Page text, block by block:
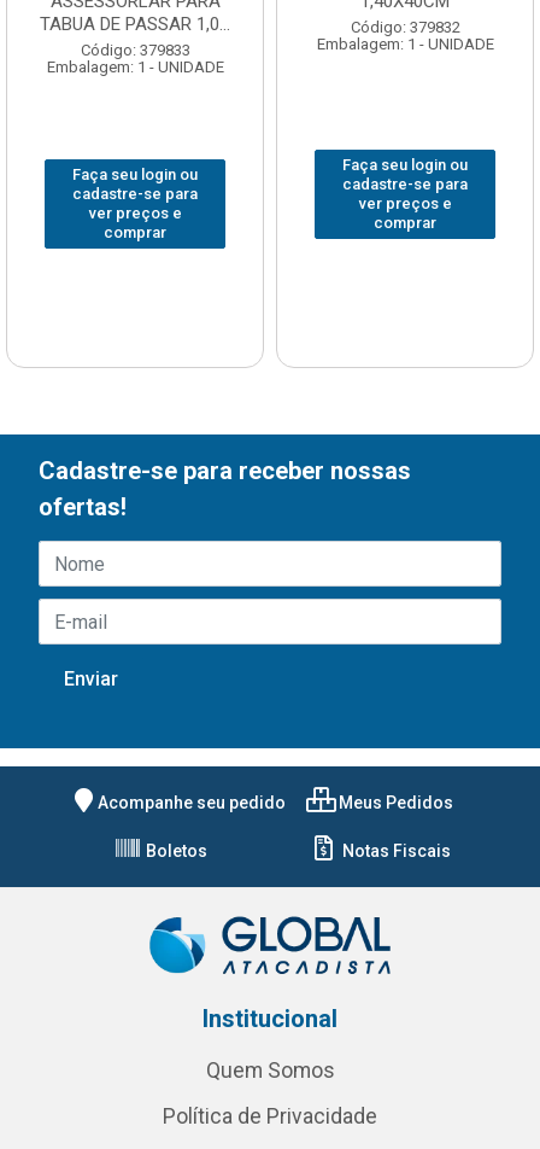
TABUA DE PASSAR 1,0...
Código: 379833
Embalagem: 1 - UNIDADE
Faça seu login ou
cadastre-se para
ver preços e
comprar
Código: 379832
Embalagem: 1 - UNIDADE
Faça seu login ou
cadastre-se para
ver preços e
comprar
Cadastre-se para receber nossas
ofertas!
Acompanhe seu pedido Meus Pedidos
Boletos Notas Fiscais
Institucional
Quem Somos
Política de Privacidade